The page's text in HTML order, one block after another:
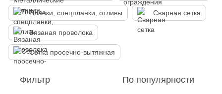
Планки, спецпланки, отливы Сварная сетка
Вязаная проволока
Сетка просечно-вытяжная
Фильтр По популярности